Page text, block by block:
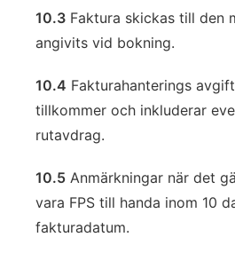
10.3 Faktura skickas till den
angivits vid bokning.
10.4 Fakturahanterings
tillkommer och inkluderar
rutavdrag.
10.5 Anmärkningar när det
vara FPS till handa inom 10
fakturadatum.